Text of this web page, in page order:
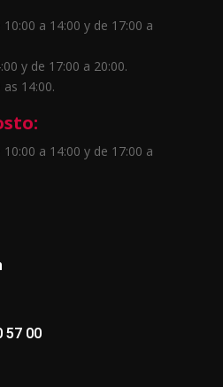
10:00 a 14:00 y de 17:00 a
y de 17:00 a 20:00.
as 14:00.
10:00 a 14:00 y de 17:00 a
57 00